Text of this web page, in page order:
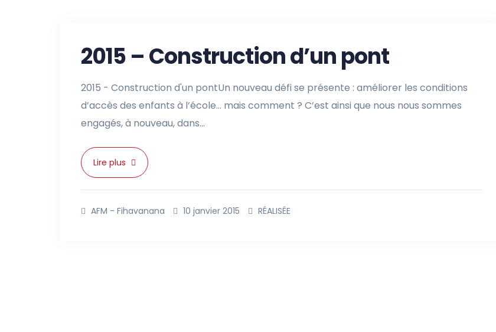
2015 – Construction d’un pont
2015 - Construction d'un pontUn nouveau défi se présente : améliorer les conditions
d’accès des enfants à l’école… mais comment ? C’est ainsi que nous nous sommes
engagés, à nouveau, dans...
Lire plus
AFM - Fihavanana 10 janvier 2015 RÉALISÉE